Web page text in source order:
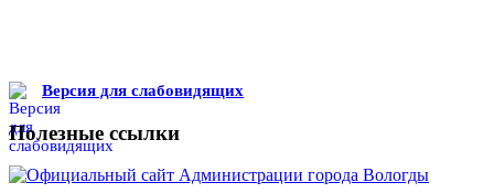
Версия для слабовидящих
Полезные ссылки